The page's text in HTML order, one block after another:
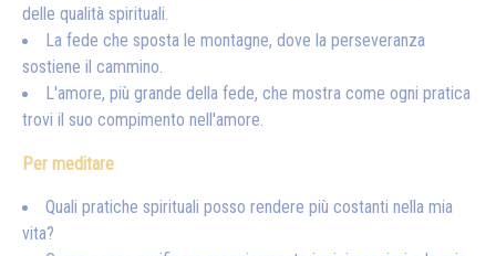
delle qualità spirituali.
La fede che sposta le montagne, dove la perseveranza
sostiene il cammino.
L'amore, più grande della fede, che mostra come ogni pratica
trovi il suo compimento nell'amore.
Per meditare
Quali pratiche spirituali posso rendere più costanti nella mia
vita?